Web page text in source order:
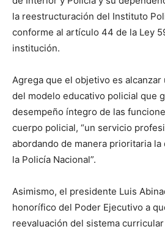
la reestructuración del Instituto
conforme al artículo 44 de la Ley
institución.
Agrega que el objetivo es alcanzar
del modelo educativo policial que
desempeño íntegro de las
cuerpo policial, “un servicio
abordando de manera prioritaria
la Policía Nacional”.
Asimismo, el presidente Luis
honorífico del Poder Ejecutivo a
reevaluación del sistema